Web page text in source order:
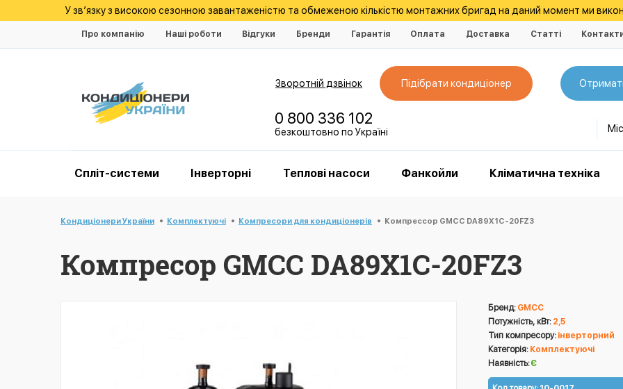
У зв’язку з високою сезонною завантаженістю та обмеженою кількістю монтажних бригад на даний момент ми
Про компанію Наші роботи Відгуки Бренди Гарантія Оплата Доставка Статті
Зворотній дзвінок Підібрати кондиціонер
0 800 336 102
безкоштовно по Україні
Спліт-системи Інверторні Теплові насоси Фанкойли Кліматична техніка
Кондиціонери України Комплектуючі Компресори для кондиціонерів Компрессор GMCC DA89X1C-20FZ3
Компресор GMCC DA89X1C-20FZ3
Бренд: GMCC
Потужність, кВт: 2,5
Тип компресору: інверторний
Категорія: Комплектуючі
Наявність:Є